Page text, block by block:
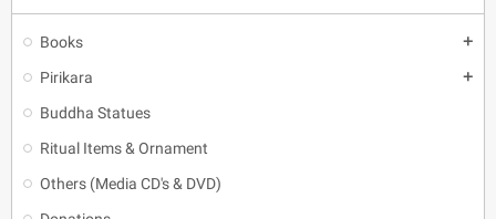
Books add
Pirikara add
Buddha Statues
Ritual Items & Ornament
Others (Media CD's & DVD)